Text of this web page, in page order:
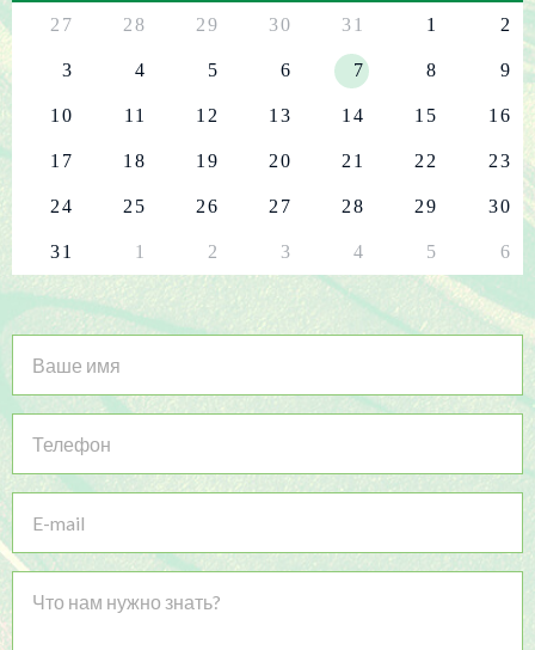
27 28 29 30 31 1 2
3 4 5 6 7 8 9
10 11 12 13 14 15 16
17 18 19 20 21 22 23
24 25 26 27 28 29 30
31 1 2 3 4 5 6